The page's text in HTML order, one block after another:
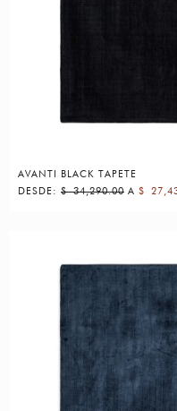
AVANTI BLACK TAPETE
DESDE: $34,290.00 A $